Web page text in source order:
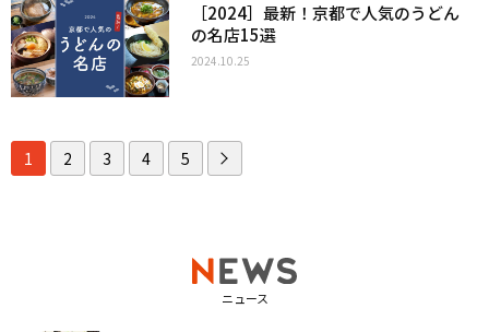
［2024］最新！京都で人気のうどん
の名店15選
2024.10.25
1 2 3 4 5
ニュース